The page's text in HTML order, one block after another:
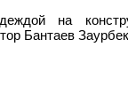
на
Бантаев